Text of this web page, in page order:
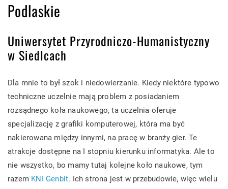
Podlaskie
Uniwersytet Przyrodniczo-Humanistyczny
w Siedlcach
Dla mnie to był szok i niedowierzanie. Kiedy niektóre typowo
techniczne uczelnie mają problem z posiadaniem
rozsądnego koła naukowego, ta uczelnia oferuje
specjalizację z grafiki komputerowej, która ma być
nakierowana między innymi, na pracę w branży gier. Te
atrakcje dostępne na I stopniu kierunku informatyka. Ale to
nie wszystko, bo mamy tutaj kolejne koło naukowe, tym
razem KNI Genbit. Ich strona jest w przebudowie, więc wielu